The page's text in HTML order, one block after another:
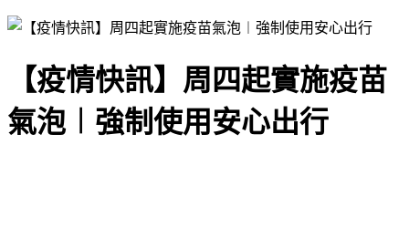
【疫情快訊】周四起實施疫苗
氣泡︱強制使用安心出行